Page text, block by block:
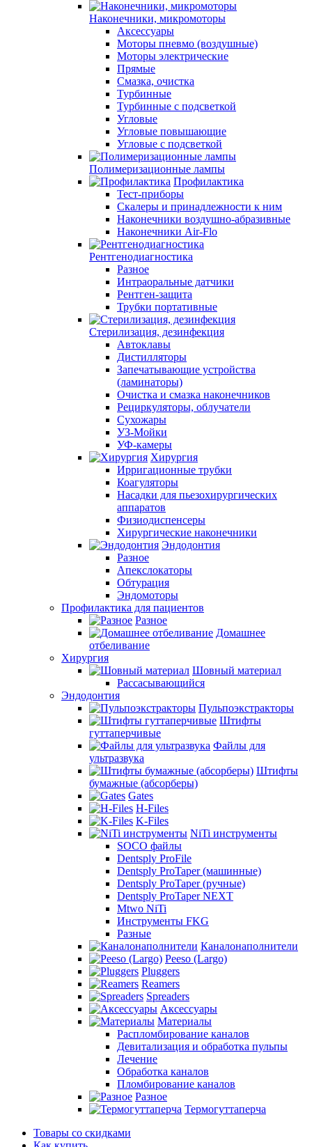
Наконечники, микромоторы
Аксессуары
Моторы пневмо (воздушные)
Моторы электрические
Прямые
Смазка, очистка
Турбинные
Турбинные с подсветкой
Угловые
Угловые повышающие
Угловые с подсветкой
Полимеризационные лампы
Профилактика
Тест-приборы
Скалеры и принадлежности к ним
Наконечники воздушно-абразивные
Наконечники Air-Flo
Рентгенодиагностика
Разное
Интраоральные датчики
Рентген-защита
Трубки портативные
Стерилизация, дезинфекция
Автоклавы
Дистилляторы
Запечатывающие устройства
(ламинаторы)
Очистка и смазка наконечников
Рециркуляторы, облучатели
Сухожары
УЗ-Мойки
УФ-камеры
Хирургия
Ирригационные трубки
Коагуляторы
Насадки для пьезохирургических
аппаратов
Физиодиспенсеры
Хирургические наконечники
Эндодонтия
Разное
Апекслокаторы
Обтурация
Эндомоторы
Профилактика для пациентов
Разное
Домашнее
отбеливание
Хирургия
Шовный материал
Рассасывающийся
Эндодонтия
Пульпоэкстракторы
Штифты
гуттаперчивые
Файлы для
ультразвука
Штифты
бумажные (абсорберы)
Gates
H-Files
K-Files
NiTi инструменты
SOCO файлы
Dentsply ProFile
Dentsply ProTaper (машинные)
Dentsply ProTaper (ручные)
Dentsply ProTaper NEXT
Mtwo NiTi
Инструменты FKG
Разные
Каналонаполнители
Peeso (Largo)
Pluggers
Reamers
Spreaders
Аксессуары
Материалы
Распломбирование каналов
Девитализация и обработка пульпы
Лечение
Обработка каналов
Пломбирование каналов
Разное
Термогуттаперча
Товары со скидками